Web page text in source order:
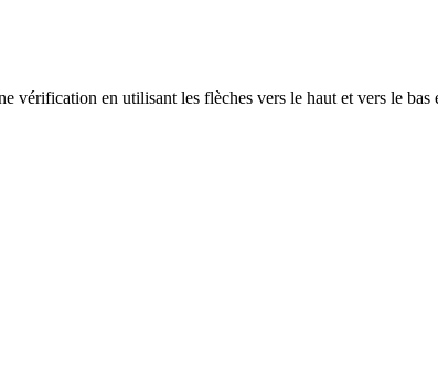
vérification en utilisant les flèches vers le haut et vers le